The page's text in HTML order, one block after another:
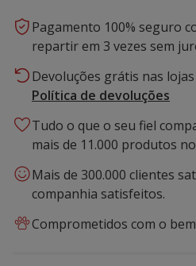
Pagamento 100% seguro
repartir em 3 vezes sem
Devoluções grátis nas lojas
Política de devoluções
Tudo o que o seu fiel
mais de 11.000 produtos
Mais de 300.000 clientes
companhia satisfeitos.
Comprometidos com o